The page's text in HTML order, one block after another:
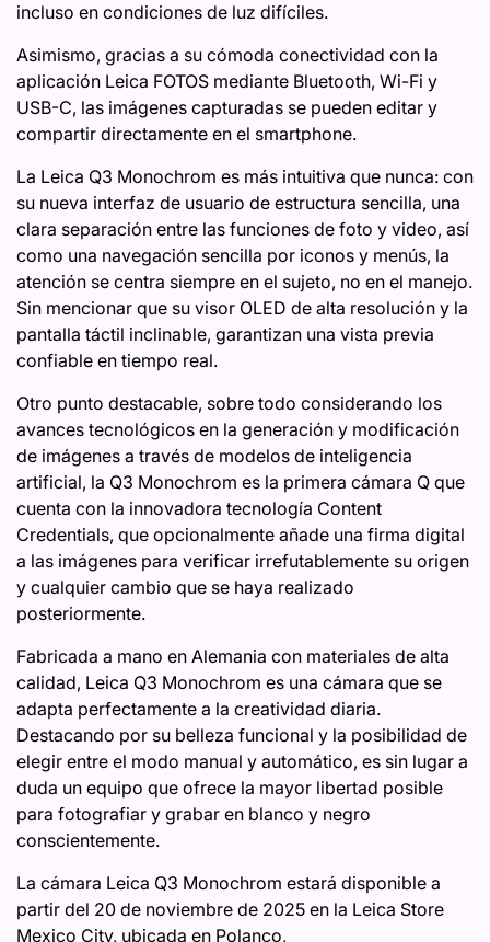
incluso en condiciones de luz difíciles.
Asimismo, gracias a su cómoda conectividad con la
aplicación Leica FOTOS mediante Bluetooth, Wi-Fi y
USB-C, las imágenes capturadas se pueden editar y
compartir directamente en el smartphone.
La Leica Q3 Monochrom es más intuitiva que nunca: con
su nueva interfaz de usuario de estructura sencilla, una
clara separación entre las funciones de foto y video, así
como una navegación sencilla por iconos y menús, la
atención se centra siempre en el sujeto, no en el manejo.
Sin mencionar que su visor OLED de alta resolución y la
pantalla táctil inclinable, garantizan una vista previa
confiable en tiempo real.
Otro punto destacable, sobre todo considerando los
avances tecnológicos en la generación y modificación
de imágenes a través de modelos de inteligencia
artificial, la Q3 Monochrom es la primera cámara Q que
cuenta con la innovadora tecnología Content
Credentials, que opcionalmente añade una firma digital
a las imágenes para verificar irrefutablemente su origen
y cualquier cambio que se haya realizado
posteriormente.
Fabricada a mano en Alemania con materiales de alta
calidad, Leica Q3 Monochrom es una cámara que se
adapta perfectamente a la creatividad diaria.
Destacando por su belleza funcional y la posibilidad de
elegir entre el modo manual y automático, es sin lugar a
duda un equipo que ofrece la mayor libertad posible
para fotografiar y grabar en blanco y negro
conscientemente.
La cámara Leica Q3 Monochrom estará disponible a
partir del 20 de noviembre de 2025 en la Leica Store
Mexico City, ubicada en Polanco,